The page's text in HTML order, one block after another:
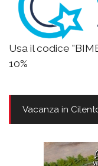
Usa il codice
10%
Vacanza in